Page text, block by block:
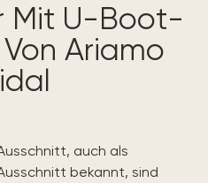
Mit U-Boot-
Ariamo
auch als
bekannt, sind